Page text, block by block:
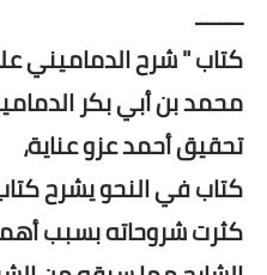
ــــــــ
كتاب " شرح الدماميني
تحقيق أحمد عزو عناية،
كتاب في النحو يشرح
كثرت شروحاته بسبب